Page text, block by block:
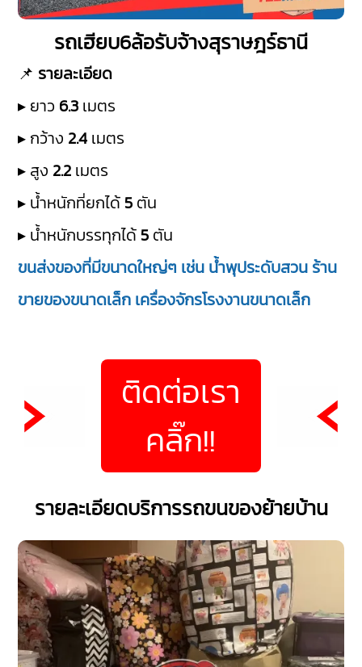
รถเฮียบ6ล้อรับจ้างสุราษฎร์ธานี
📌 รายละเอียด
▸ ยาว 6.3 เมตร
▸ กว้าง 2.4 เมตร
▸ สูง 2.2 เมตร
▸ น้ำหนักที่ยกได้ 5 ตัน
▸ น้ำหนักบรรทุกได้ 5 ตัน
ขนส่งของที่มีขนาดใหญ่ๆ เช่น น้ำพุประดับสวน ร้าน
ขายของขนาดเล็ก เครื่องจักรโรงงานขนาดเล็ก
ติดต่อเรา
คลิ๊ก!!
รายละเอียดบริการรถขนของย้ายบ้าน